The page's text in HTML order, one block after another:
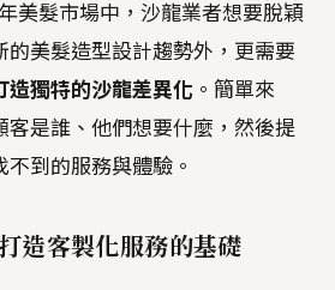
美髮市場中，沙龍業者想要脫穎
的美髮造型設計趨勢外，更需要
造獨特的沙龍差異化 。簡單來
客是誰、他們想要什麼，然後提
到的服務與體驗。
造客製化服務的基礎